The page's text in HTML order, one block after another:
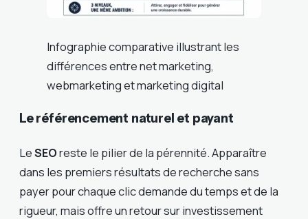
Infographie comparative illustrant les
différences entre net marketing,
webmarketing et marketing digital
Le référencement naturel et payant
LeSEOreste le pilier de la pérennité. Apparaître
dans les premiers résultats de recherche sans
payer pour chaque clic demande du temps et de la
rigueur, mais offre un retour sur investissement